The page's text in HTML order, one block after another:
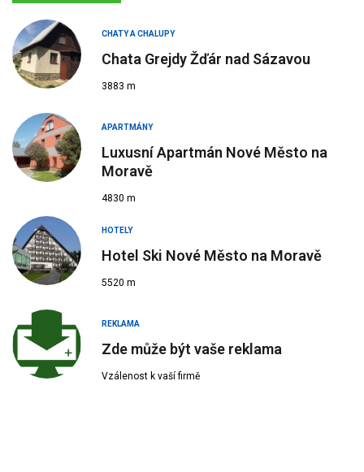
CHATY A CHALUPY
Chata Grejdy Žďár nad Sázavou
3883 m
APARTMÁNY
Luxusní Apartmán Nové Město na
Moravě
4830 m
HOTELY
Hotel Ski Nové Město na Moravě
5520 m
REKLAMA
Zde může být vaše reklama
Vzálenost k vaší firmě